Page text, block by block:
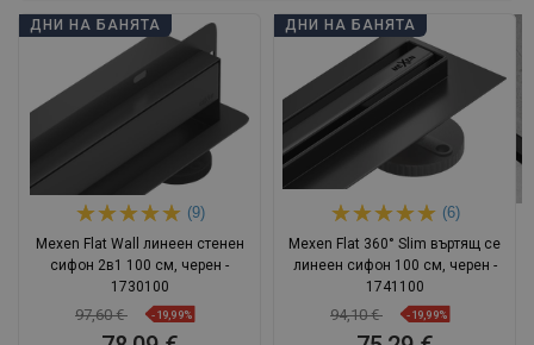
ДНИ НА БАНЯТА
(9)
Mexen Flat Wall линеен стенен
сифон 2в1 100 см, черен -
1730100
97,60 € -19,99%
ДНИ НА БАНЯТА
(6)
Mexen Flat 360° Slim въртящ се
линеен сифон 100 см, черен -
1741100
94,10 € -19,99%